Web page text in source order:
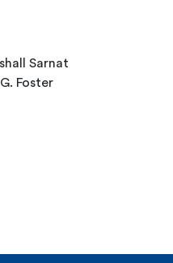
Sarnat
Foster